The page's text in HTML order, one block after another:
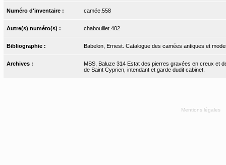
Numéro d'inventaire : camée.558
Autre(s) numéro(s) : chabouillet.402
Bibliographie : Babelon, Ernest. Catalogue des camées antiques et
Archives :
MSS, Baluze 314 Estat des pierres gravées en creux et
de Saint Cyprien, intendant et garde dudit cabinet.
Mentions légales